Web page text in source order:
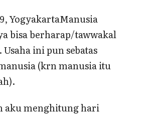
YogyakartaManusia
bisa berharap/tawwakal
ini pun sebatas
(krn manusia itu
aku menghitung hari